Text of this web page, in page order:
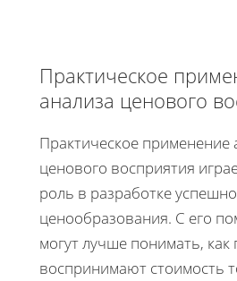
Практическое
анализа ценового
Практическое применение
ценового восприятия
роль в разработке
ценообразования. С его
могут лучше понимать, как
воспринимают стоимость